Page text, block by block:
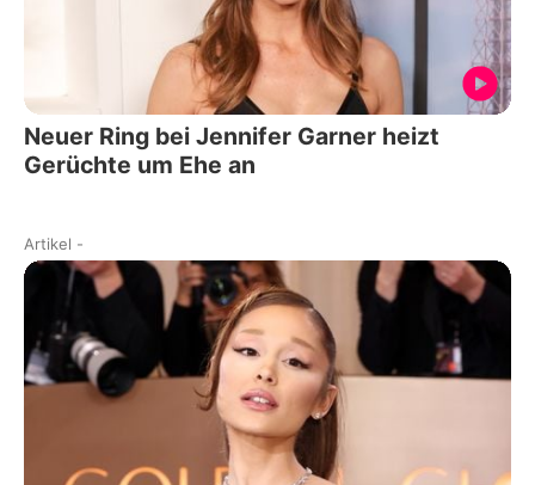
Neuer Ring bei Jennifer Garner heizt
Gerüchte um Ehe an
Artikel -